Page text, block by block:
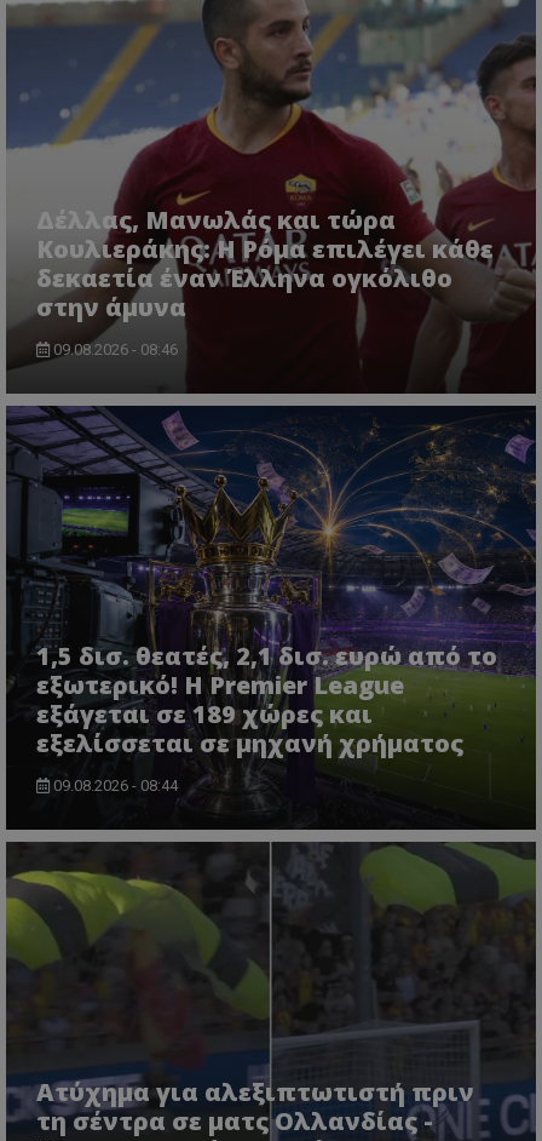
Δέλλας, Μανωλάς και τώρα
Κουλιεράκης: Η Ρόμα επιλέγει κάθε
δεκαετία έναν Έλληνα ογκόλιθο
στην άμυνα
09.08.2026 - 08:46
1,5 δισ. θεατές, 2,1 δισ. ευρώ από το
εξωτερικό! Η Premier League
εξάγεται σε 189 χώρες και
εξελίσσεται σε μηχανή χρήματος
09.08.2026 - 08:44
Ατύχημα για αλεξιπτωτιστή πριν
τη σέντρα σε ματς Ολλανδίας -